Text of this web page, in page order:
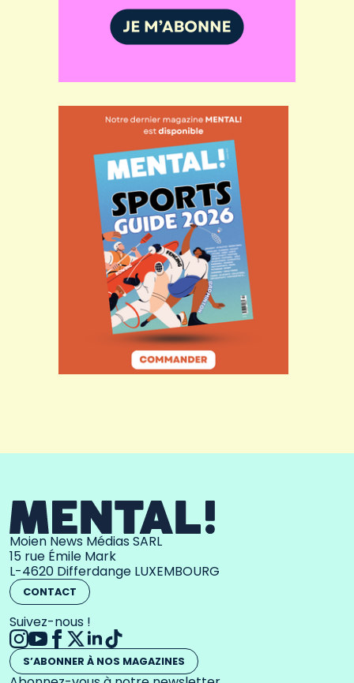
Moien News Médias SARL
15 rue Émile Mark
L-4620 Differdange LUXEMBOURG
CONTACT
Suivez-nous !
S’ABONNER À NOS MAGAZINES